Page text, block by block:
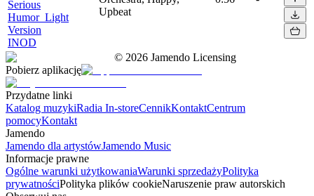
Serious
Humor_Light
Version
INOD
Upbeat
© 2026 Jamendo Licensing
Pobierz aplikację
Przydatne linki
Katalog muzykiRadia In-storeCennikKontaktCentrum
pomocyKontakt
Jamendo
Jamendo dla artystówJamendo Music
Informacje prawne
Ogólne warunki użytkowaniaWarunki sprzedażyPolityka
prywatnościPolityka plików cookieNaruszenie praw autorskich